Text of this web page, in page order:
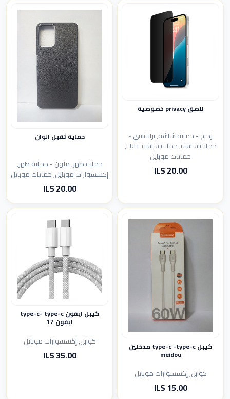
لاصق privacy خصوصية
زجاج - حماية شاشة, برايفسي -
حماية شاشة, حماية شاشة FULL,
حمايات موبايل
20.00 ILS
حماية ثقيل الوان
حماية ظهر, ملون - حماية ظهر,
إكسسوارات موبايل, حمايات موبايل
20.00 ILS
كيبل type-c -type-c مدخلين
meidou
كوابل, إكسسوارات موبايل
15.00 ILS
كيبل ايفون type-c- type-c
ايفون 17
كوابل, إكسسوارات موبايل
35.00 ILS